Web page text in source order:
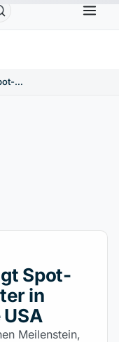
$ BNBBNB
Hongkong genehmigt Spot-ETF auf Solana: Erster in Asien, übertrifft die USA
Spot-
in
Meilenstein,